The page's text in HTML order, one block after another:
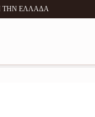
ΤΗΝ ΕΛΛΑΔΑ